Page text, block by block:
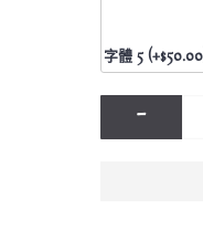
字體 5
-